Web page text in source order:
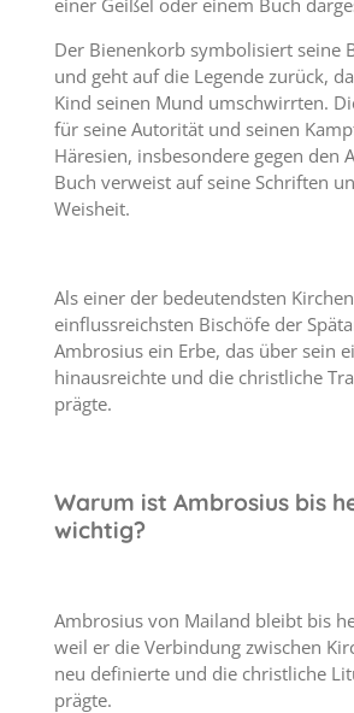
einer Geißel oder einem Buch
Der Bienenkorb symbolisiert seine
und geht auf die Legende zurück,
Kind seinen Mund umschwirrten.
für seine Autorität und seinen
Häresien, insbesondere gegen den
Buch verweist auf seine Schriften
Weisheit.
Als einer der bedeutendsten
einflussreichsten Bischöfe der
Ambrosius ein Erbe, das über sein
hinausreichte und die christliche
prägte.
Warum ist Ambrosius bis
wichtig?
Ambrosius von Mailand bleibt bis
weil er die Verbindung zwischen
neu definierte und die christliche
prägte.